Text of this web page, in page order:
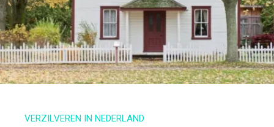
VERZILVEREN IN NEDERLAND